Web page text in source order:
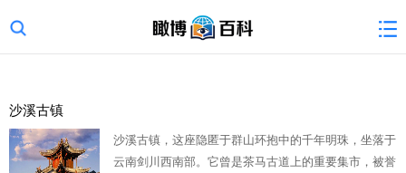
沙溪古镇
沙溪古镇，这座隐匿于群山环抱中的千年明珠，坐落于
云南剑川西南部。它曾是茶马古道上的重要集市，被誉